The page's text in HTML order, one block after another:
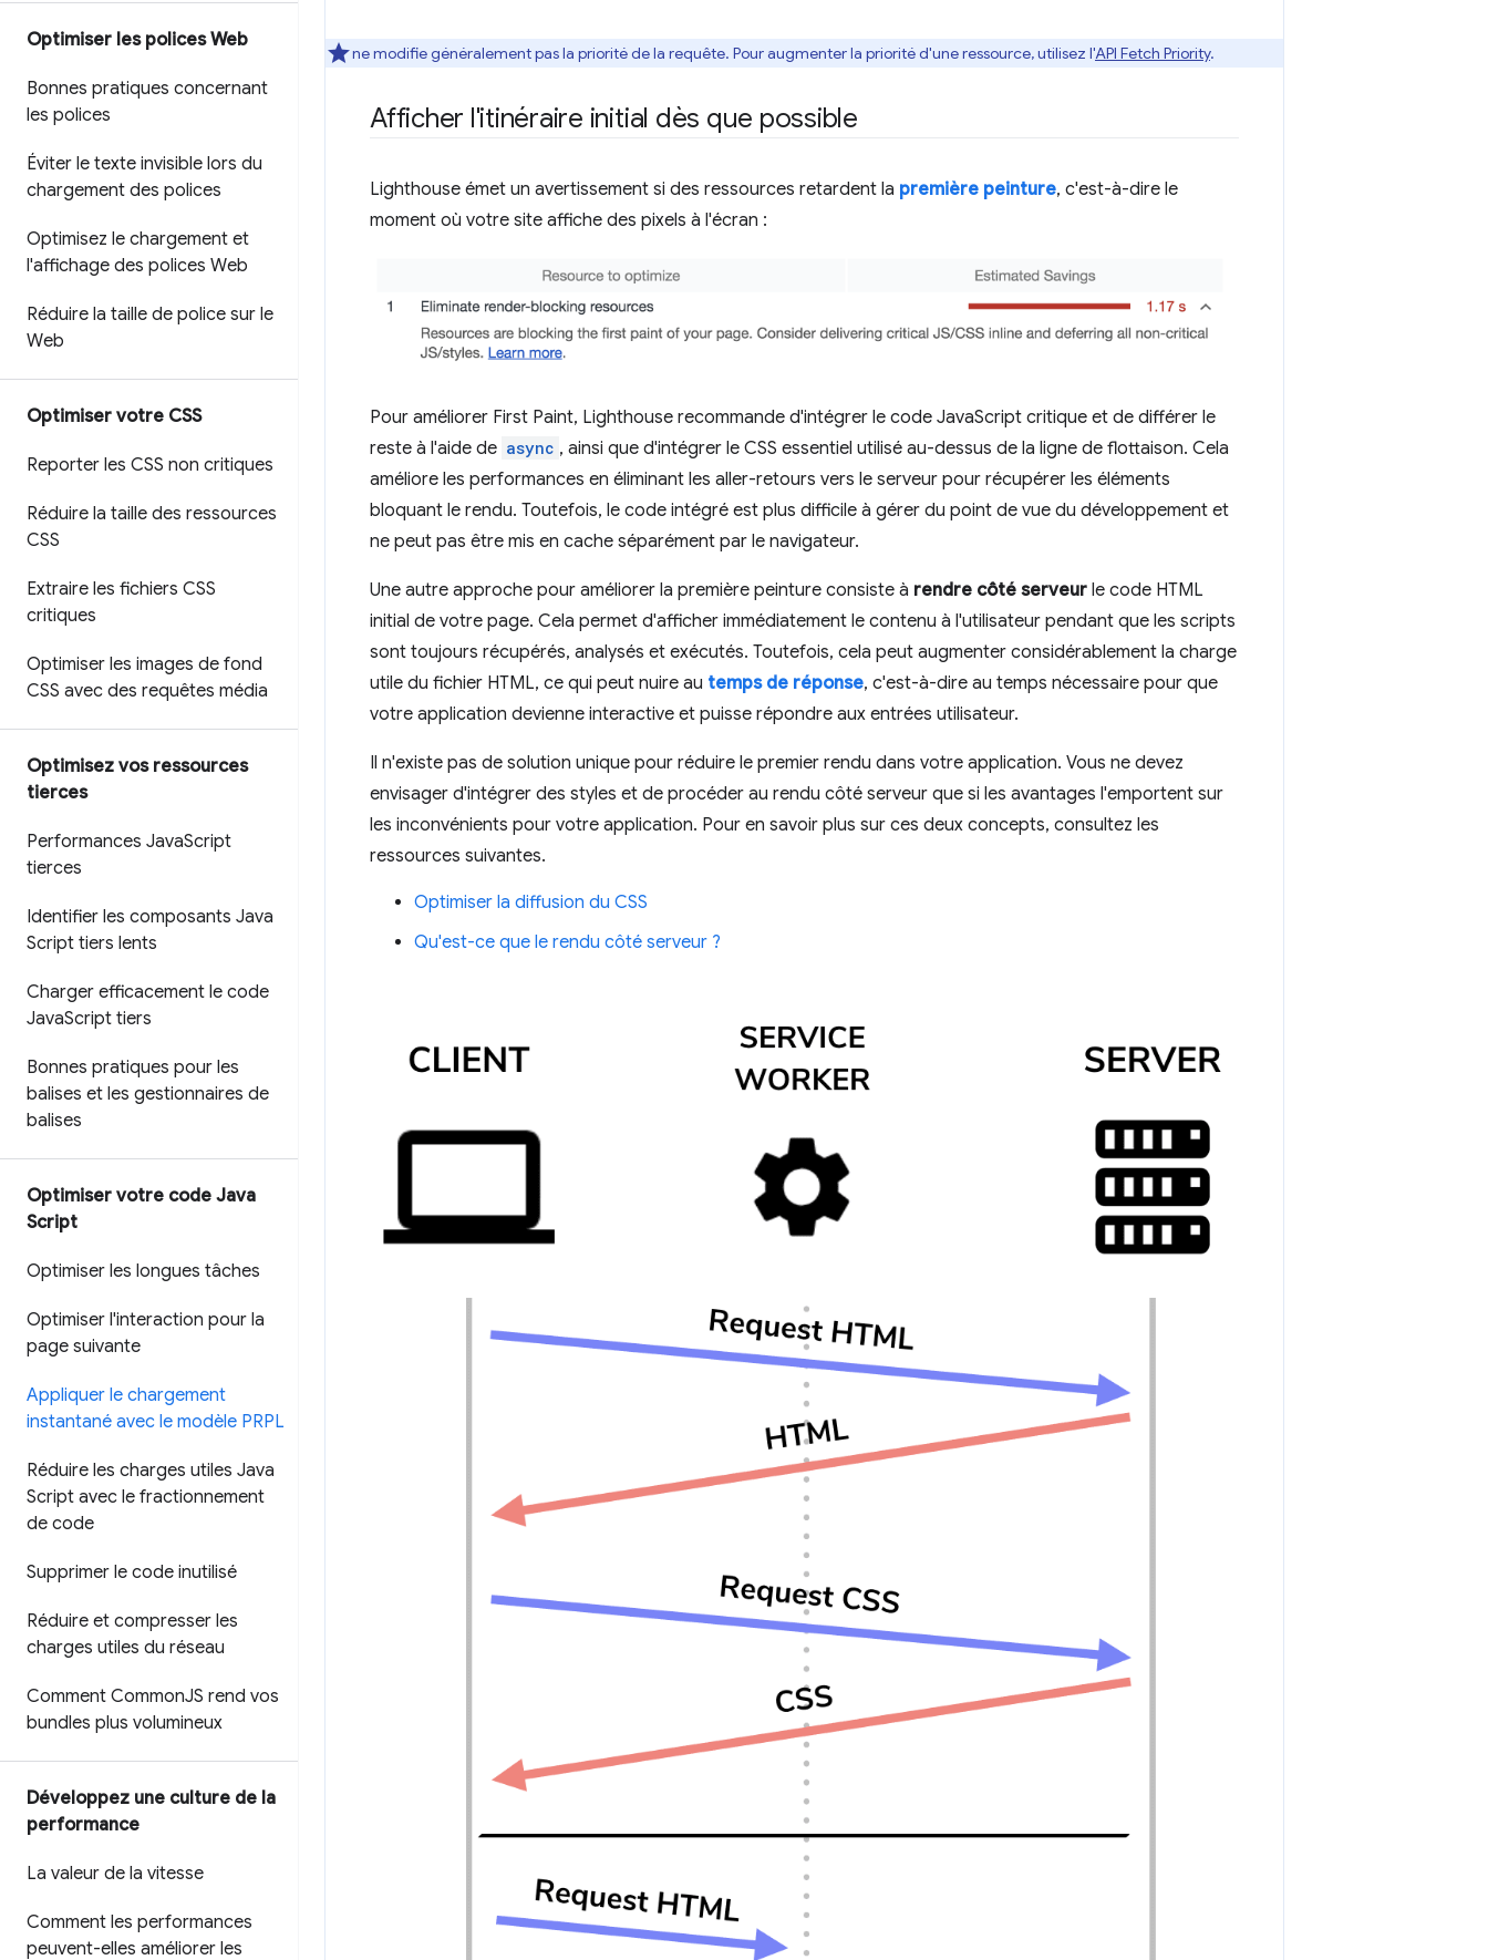
Optimiser les polices Web
Bonnes pratiques concernant
les polices
Éviter le texte invisible lors du
chargement des polices
Optimisez le chargement et
l'affichage des polices Web
Réduire la taille de police sur le
Web
Optimiser votre CSS
Reporter les CSS non critiques
Réduire la taille des ressources
CSS
Extraire les fichiers CSS
critiques
Optimiser les images de fond
CSS avec des requêtes média
Optimisez vos ressources
tierces
Performances JavaScript
tierces
Identifier les composants Java
Script tiers lents
Charger efficacement le code
JavaScript tiers
Bonnes pratiques pour les
balises et les gestionnaires de
balises
Optimiser votre code Java
Script
Optimiser les longues tâches
Optimiser l'interaction pour la
page suivante
Appliquer le chargement
instantané avec le modèle PRPL
Réduire les charges utiles Java
Script avec le fractionnement
de code
Supprimer le code inutilisé
Réduire et compresser les
charges utiles du réseau
Comment CommonJS rend vos
bundles plus volumineux
Développez une culture de la
performance
La valeur de la vitesse
Comment les performances
peuvent-elles améliorer les
ne modifie généralement pas la priorité de la requête. Pour augmenter la priorité d'une ressource, utilisez l'API Fetch Priority.
Afficher l'itinéraire initial dès que possible
Lighthouse émet un avertissement si des ressources retardent la première peinture, c'est-à-dire le
moment où votre site affiche des pixels à l'écran :
Pour améliorer First Paint, Lighthouse recommande d'intégrer le code JavaScript critique et de différer le
reste à l'aide de async , ainsi que d'intégrer le CSS essentiel utilisé au-dessus de la ligne de flottaison. Cela
améliore les performances en éliminant les aller-retours vers le serveur pour récupérer les éléments
bloquant le rendu. Toutefois, le code intégré est plus difficile à gérer du point de vue du développement et
ne peut pas être mis en cache séparément par le navigateur.
Une autre approche pour améliorer la première peinture consiste à rendre côté serveur le code HTML
initial de votre page. Cela permet d'afficher immédiatement le contenu à l'utilisateur pendant que les scripts
sont toujours récupérés, analysés et exécutés. Toutefois, cela peut augmenter considérablement la charge
utile du fichier HTML, ce qui peut nuire au temps de réponse, c'est-à-dire au temps nécessaire pour que
votre application devienne interactive et puisse répondre aux entrées utilisateur.
Il n'existe pas de solution unique pour réduire le premier rendu dans votre application. Vous ne devez
envisager d'intégrer des styles et de procéder au rendu côté serveur que si les avantages l'emportent sur
les inconvénients pour votre application. Pour en savoir plus sur ces deux concepts, consultez les
ressources suivantes.
Optimiser la diffusion du CSS
Qu'est-ce que le rendu côté serveur ?